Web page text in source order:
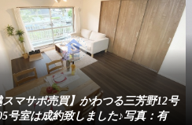
スマサポ売買】かわつる三芳野12号
号室は成約致しました♪写真：有